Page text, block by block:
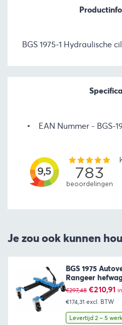
BGS 1975-1 Hydraulische
EAN Nummer BGS-
Je zou ook kunnen
BGS 1975
Rangeer
€297,48
prijs
was:
€297,48.
€210,91
€174,31 excl. BTW
Levertijd 2 – 5